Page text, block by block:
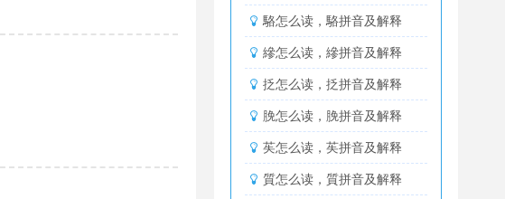
駱怎么读，駱拼音及解释
縿怎么读，縿拼音及解释
抸怎么读，抸拼音及解释
脕怎么读，脕拼音及解释
苵怎么读，苵拼音及解释
質怎么读，質拼音及解释